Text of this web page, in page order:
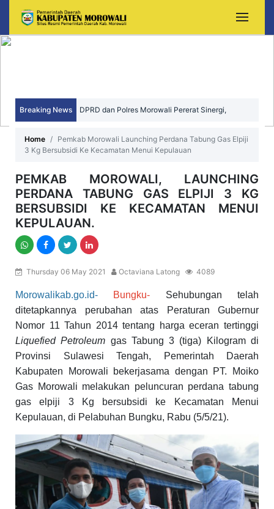
Breaking News DPRD dan Polres Morowali Pererat Sinergi,
Home
Pemkab Morowali Launching Perdana Tabung Gas Elpiji
3 Kg Bersubsidi Ke Kecamatan Menui Kepulauan
PEMKAB MOROWALI, LAUNCHING
PERDANA TABUNG GAS ELPIJI 3 KG
BERSUBSIDI KE KECAMATAN MENUI
KEPULAUAN.
Thursday 06 May 2021 Octaviana Latong 4089
Morowalikab.go.id- Bungku- Sehubungan telah
ditetapkannya perubahan atas Peraturan Gubernur
Nomor 11 Tahun 2014 tentang harga eceran tertinggi
Liquefied Petroleum gas Tabung 3 (tiga) Kilogram di
Provinsi Sulawesi Tengah, Pemerintah Daerah
Kabupaten Morowali bekerjasama dengan PT. Moiko
Gas Morowali melakukan peluncuran perdana tabung
gas elpiji 3 Kg bersubsidi ke Kecamatan Menui
Kepulauan, di Pelabuhan Bungku, Rabu (5/5/21).